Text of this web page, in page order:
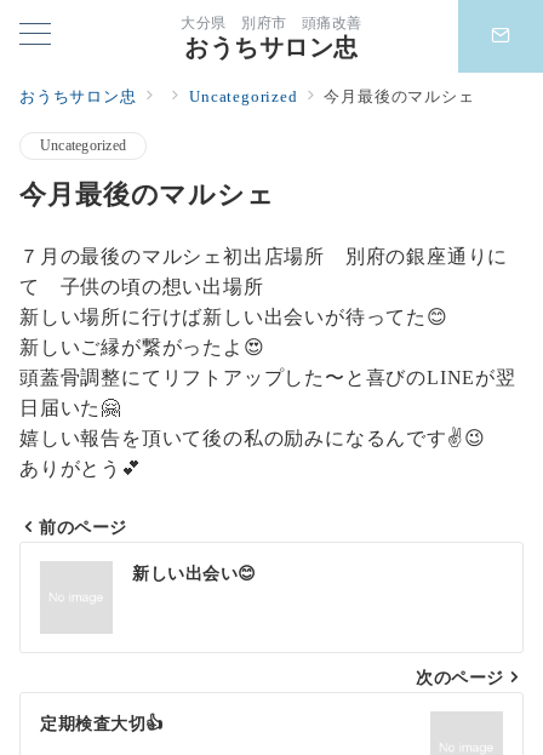
大分県 別府市 頭痛改善
おうちサロン忠
おうちサロン忠 Uncategorized 今月最後のマルシェ
Uncategorized
今月最後のマルシェ
７月の最後のマルシェ初出店場所 別府の銀座通りに
て 子供の頃の想い出場所
新しい場所に行けば新しい出会いが待ってた😊
新しいご縁が繋がったよ😍
頭蓋骨調整にてリフトアップした〜と喜びのLINEが翌
日届いた🤗
嬉しい報告を頂いて後の私の励みになるんです✌️😉
ありがとう💕
投
ナ
ビ
ゲ
前のページ
新しい出会い😊
次のページ
定期検査大切👍